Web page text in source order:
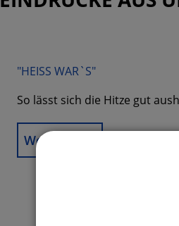
"HEISS WAR`S"
So lässt sich die Hitze gut
Weiterlesen